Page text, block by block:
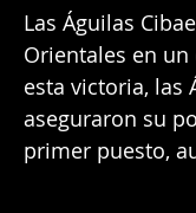
Las Águilas
Orientales en
esta victoria, las
aseguraron su
primer puesto,